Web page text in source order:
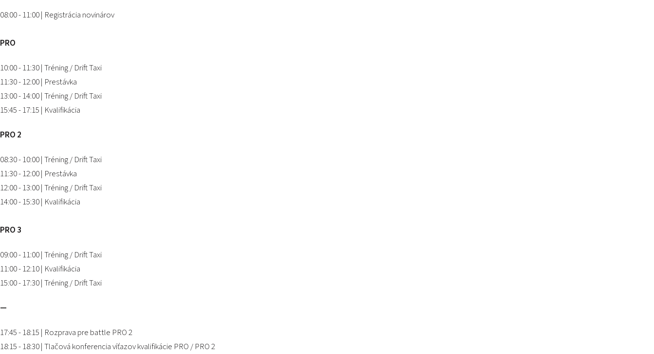
08:00 - 11:00 | Registrácia novinárov
PRO
10:00 - 11:30 | Tréning / Drift Taxi
11:30 - 12:00 | Prestávka
13:00 - 14:00 | Tréning / Drift Taxi
15:45 - 17:15 | Kvalifikácia
PRO 2
08:30 - 10:00 | Tréning / Drift Taxi
11:30 - 12:00 | Prestávka
12:00 - 13:00 | Tréning / Drift Taxi
14:00 - 15:30 | Kvalifikácia
PRO 3
09:00 - 11:00 | Tréning / Drift Taxi
11:00 - 12:10 | Kvalifikácia
15:00 - 17:30 | Tréning / Drift Taxi
—
17:45 - 18:15 | Rozprava pre battle PRO 2
18:15 - 18:30 | Tlačová konferencia víťazov kvalifikácie PRO / PRO 2